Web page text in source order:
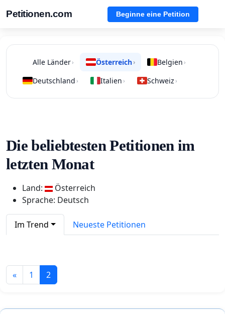
Petitionen.com Beginne eine Petition
Alle Länder› Österreich› Belgien ›
Deutschland › Italien › Schweiz ›
Die beliebtesten Petitionen im
letzten Monat
Land:
Österreich
Sprache: Deutsch
Im Trend Neueste Petitionen
« 1 2